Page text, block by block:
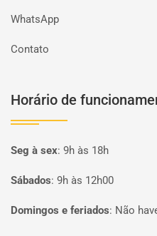
WhatsApp
Contato
Horário de
Seg à sex: 9h às 18h
Sábados: 9h às 12h00
Domingos e feriados: Não